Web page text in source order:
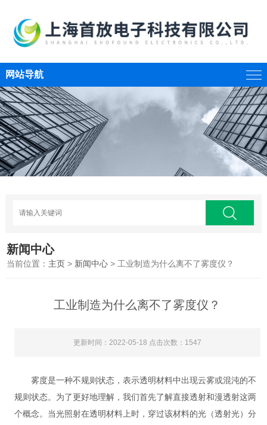
网站导航
新闻中心
当前位置： 主页 > 新闻中心 > 工业制造为什么离不了雾度仪？
工业制造为什么离不了雾度仪？
更新时间：2022-05-18 点击次数：1547
雾度是一种不规则状态，表示透明材料中出现云雾或混沌的不
规则状态。为了更好地理解，我们首先了解直接透射和漫透射这两
个概念。当光照射在透明材料上时，穿过该材料的光（透射光）分